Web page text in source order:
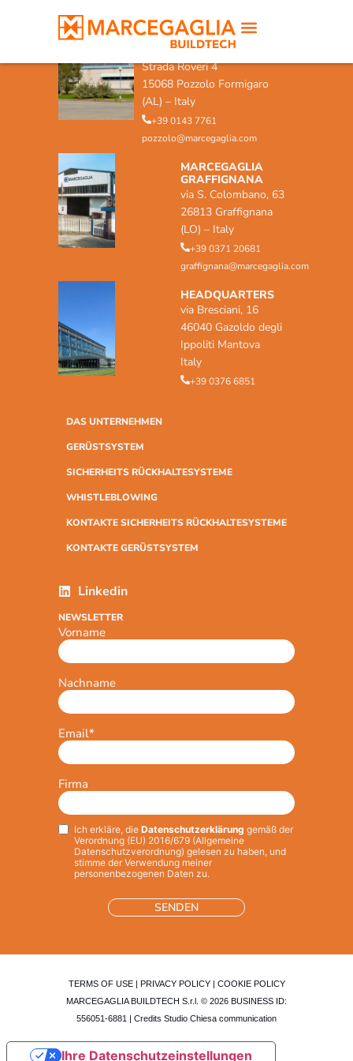
MARCEGAGLIA POZZOLO
FORMIGARO
Strada Roveri 4
15068 Pozzolo Formigaro
(AL) – Italy
+39 0143 7761
pozzolo@marcegaglia.com
MARCEGAGLIA
GRAFFIGNANA
via S. Colombano, 63
26813 Graffignana
(LO) – Italy
+39 0371 20681
graffignana@marcegaglia.com
HEADQUARTERS
via Bresciani, 16
46040 Gazoldo degli
Ippoliti Mantova
Italy
+39 0376 6851
DAS UNTERNEHMEN
GERÜSTSYSTEM
SICHERHEITS RÜCKHALTESYSTEME
WHISTLEBLOWING
KONTAKTE SICHERHEITS RÜCKHALTESYSTEME
KONTAKTE GERÜSTSYSTEM
Linkedin
NEWSLETTER
Vorname
Nachname
Email*
Firma
Privacy*
Ich erkläre, die Datenschutzerklärung gemäß der
Verordnung (EU) 2016/679 (Allgemeine
Datenschutzverordnung) gelesen zu haben, und
stimme der Verwendung meiner
personenbezogenen Daten zu.
TERMS OF USE| PRIVACY POLICY| COOKIE POLICY
MARCEGAGLIA BUILDTECH S.r.l. © 2026 BUSINESS ID:
556051-6881 | Credits Studio Chiesa communication
Ihre Datenschutzeinstellungen